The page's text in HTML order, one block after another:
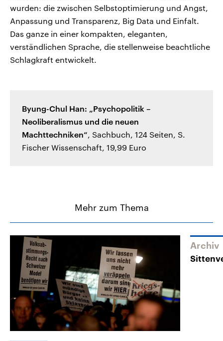
wurden: die zwischen Selbstoptimierung und Angst,
Anpassung und Transparenz, Big Data und Einfalt.
Das ganze in einer kompakten, eleganten,
verständlichen Sprache, die stellenweise beachtliche
Schlagkraft entwickelt.
Byung-Chul Han: „Psychopolitik –
Neoliberalismus und die neuen
Machttechniken“, Sachbuch, 124 Seiten, S.
Fischer Wissenschaft, 19,99 Euro
Mehr zum Thema
Archiv